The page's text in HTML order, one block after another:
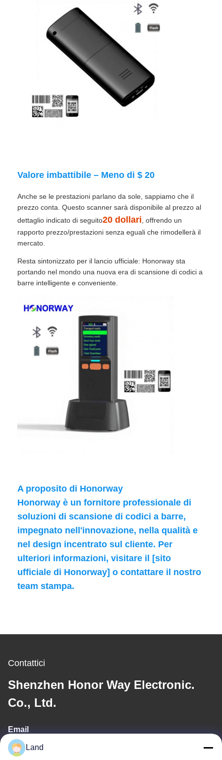
Valore imbattibile – Meno di $ 20
Anche se le prestazioni parlano da sole, sappiamo che il
prezzo conta. Questo scanner sarà disponibile al prezzo al
dettaglio indicato di seguito20 dollari , offrendo un
rapporto prezzo/prestazioni senza eguali che rimodellerà il
mercato.
Resta sintonizzato per il lancio ufficiale: Honorway sta
portando nel mondo una nuova era di scansione di codici a
barre intelligente e conveniente.
A proposito di Honorway
Honorway è un fornitore professionale di
soluzioni di scansione di codici a barre,
impegnato nell'innovazione, nella qualità e
nel design incentrato sul cliente. Per
ulteriori informazioni, visitare il [sito
ufficiale di Honorway] o contattare il nostro
team stampa.
Contattici
Shenzhen Honor Way Electronic.
Co., Ltd.
Email
land@szhw-tech.com
Land